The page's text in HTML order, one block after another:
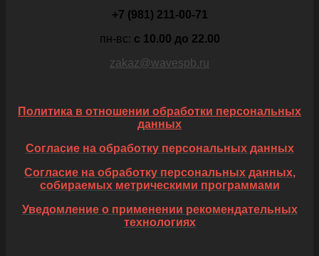
+7 (981) 211-00-71
пн-вс: c 10.00 до 22.00
zakaz@wavespb.ru
Политика в отношении обработки персональных
данных
Согласие на обработку персональных данных
Согласие на обработку персональных данных,
собираемых метрическими программами
Уведомление о применении рекомендательных
технологиях